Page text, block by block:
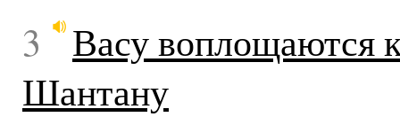
3
Васу воплощаются
Шантану